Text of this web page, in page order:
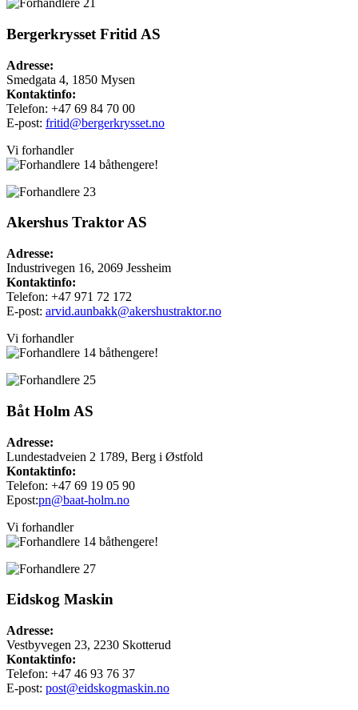
Bergerkrysset Fritid AS
Adresse:
Smedgata 4, 1850 Mysen
Kontaktinfo:
Telefon: +47 69 84 70 00
E-post: fritid@bergerkrysset.no
Vi forhandler
båthengere!
Akershus Traktor AS
Adresse:
Industrivegen 16, 2069 Jessheim
Kontaktinfo:
Telefon: +47 971 72 172
E-post: arvid.aunbakk@akershustraktor.no
Vi forhandler
båthengere!
Båt Holm AS
Adresse:
Lundestadveien 2 1789, Berg i Østfold
Kontaktinfo:
Telefon: +47 69 19 05 90
Epost:pn@baat-holm.no
Vi forhandler
båthengere!
Eidskog Maskin
Adresse:
Vestbyvegen 23, 2230 Skotterud
Kontaktinfo:
Telefon: +47 46 93 76 37
E-post: post@eidskogmaskin.no